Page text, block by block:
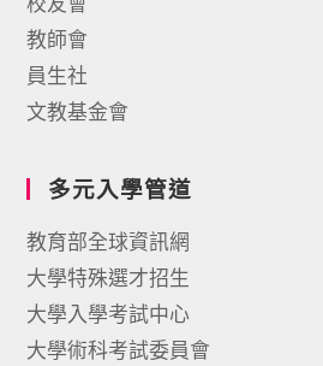
教師會
員生社
文教基金會
多元入學管道
教育部全球資訊網
大學特殊選才招生
大學入學考試中心
大學術科考試委員會